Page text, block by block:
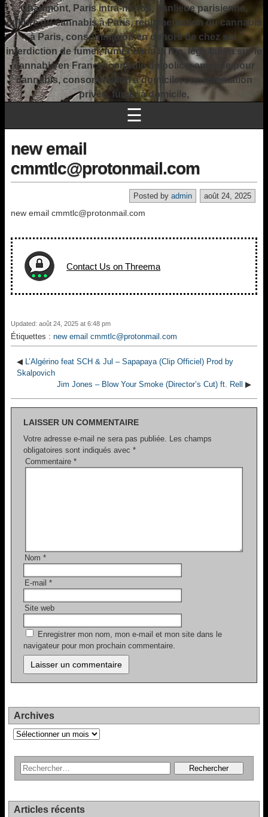
Chaumont, Paris intra-muros, banlieue parisienne,
culture du cannabis à Paris, réglementation du cannabis
à Paris, consommation en dehors de chez soi,
interdiction de fumer, fumer dans la rue, législation sur le
cannabis en France, contrôle de police, amende pour
cannabis, consommation à domicile, consommation
privée, fumer à domicile,
☰
new email
cmmtlc@protonmail.com
août 24, 2025
Posted by admin
new email cmmtlc@protonmail.com
Contact Us on Threema
Updated: août 24, 2025 at 6:48 pm
Étiquettes : new email cmmtlc@protonmail.com
◀ L’Algérino feat SCH & Jul – Sapapaya (Clip Officiel) Prod by
Skalpovich
Jim Jones – Blow Your Smoke (Director’s Cut) ft. Rell
▶
LAISSER UN COMMENTAIRE
Votre adresse e-mail ne sera pas publiée. Les champs
obligatoires sont indiqués avec *
Commentaire *
Nom *
E-mail *
Site web
Enregistrer mon nom, mon e-mail et mon site dans le
navigateur pour mon prochain commentaire.
Archives
Archives
Articles récents